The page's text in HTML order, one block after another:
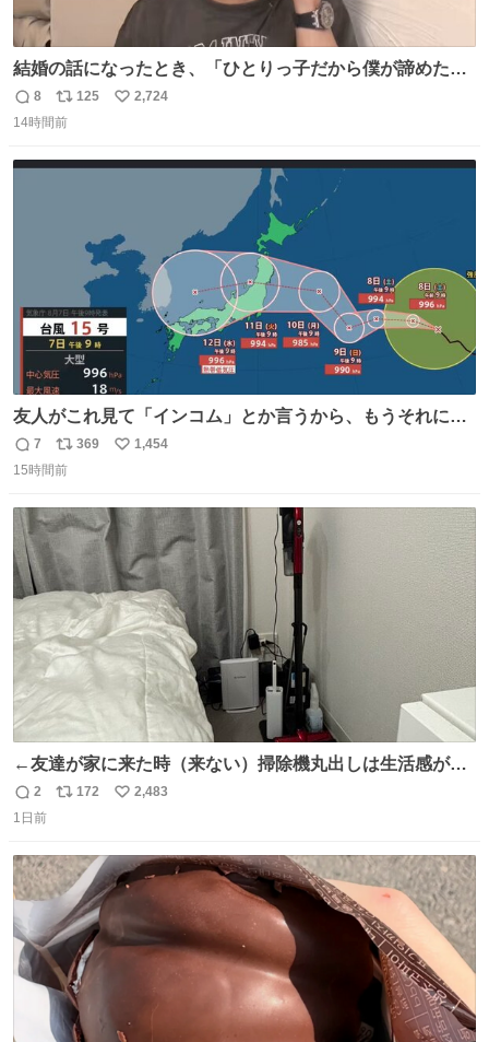
結婚の話になったとき、「ひとりっ子だから僕が諦めた瞬
間に一族が潰える」「死ぬとき1人とか嫌」だから結婚願
望は"ある"って答えたものの、結局「（結婚は）向いてね
えて言葉を選んで、まるく収めてくれたんだなと思った
返
信
8
リ
ポ
125
い
2,724
14時間前
友人がこれ見て「インコム」とか言うから、もうそれにし
か見えなくなっちゃった。
返
信
7
リ
ポ
ト
369
い
1,454
15時間前
←友達が家に来た時（来ない）掃除機丸出しは生活感が出
てかっこ悪いなぁ →せや
返
信
2
リ
ト
数
172
い
数
2,483
1日前